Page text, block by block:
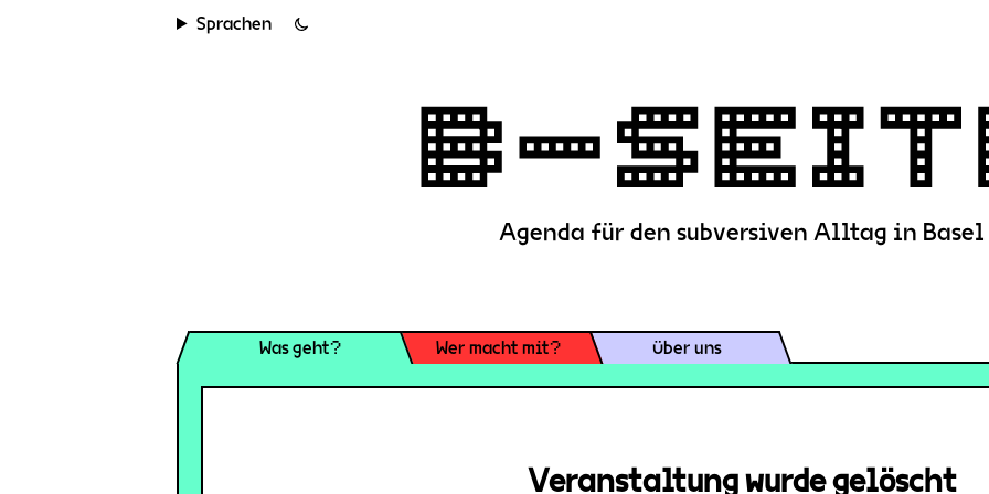
Sprachen
Agenda für den subversiven Alltag in Basel
Was geht? Wer macht mit? Über uns
Veranstaltung wurde gelöscht